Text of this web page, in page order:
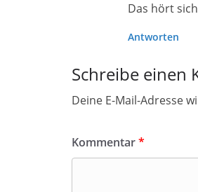
Das hört
Antworten
Schreibe einen
Deine E-Mail-Adresse
Kommentar*